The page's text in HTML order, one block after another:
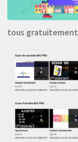
tous gratuitement